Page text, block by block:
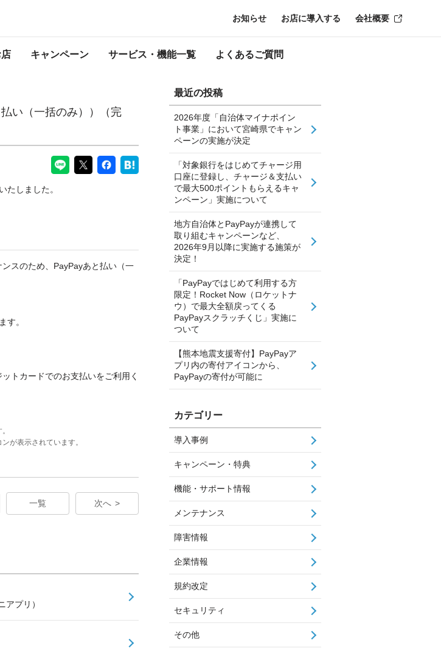
キャンペーン サービス・機能一覧 よくあるご質問
お知らせ お店に導入する 会社概要
らのお知らせ
い（一括のみ））（完
たしました。
スのため、PayPayあと払い（一
す。
トカードでのお支払いをご利用く
が表示されています。
一覧 次へ
プリ）
最近の投稿
2026年度「自治体マイナポイン
ト事業」において宮崎県でキャン
ペーンの実施が決定
「対象銀行をはじめてチャージ用
口座に登録し、チャージ＆支払い
で最大500ポイントもらえるキャ
ンペーン」実施について
地方自治体とPayPayが連携して
取り組むキャンペーンなど、
2026年9月以降に実施する施策が
決定！
「PayPayではじめて利用する方
限定！Rocket Now（ロケットナ
ウ）で最大全額戻ってくる
PayPayスクラッチくじ」実施に
ついて
【熊本地震支援寄付】PayPayア
プリ内の寄付アイコンから、
PayPayの寄付が可能に
カテゴリー
導入事例
キャンペーン・特典
機能・サポート情報
メンテナンス
障害情報
企業情報
規約改定
セキュリティ
その他